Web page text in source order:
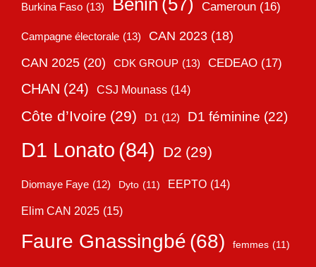
Burkina Faso (13) Cameroun (16)
Campagne électorale (13) CAN 2023 (18)
CAN 2025 (20) CDK GROUP (13) CEDEAO (17)
CHAN (24) CSJ Mounass (14)
Côte d’Ivoire (29) D1 (12) D1 féminine (22)
D1 Lonato (84) D2 (29)
Diomaye Faye (12) Dyto (11) EEPTO (14)
Elim CAN 2025 (15)
Faure Gnassingbé (68) femmes (11)